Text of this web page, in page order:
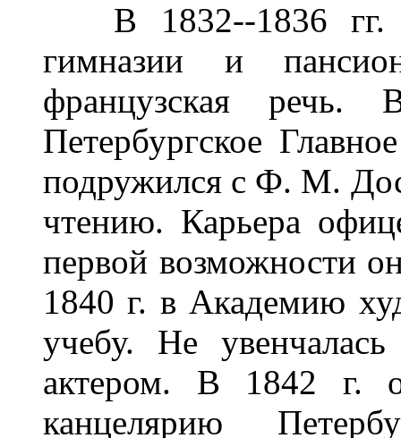
В 1832--1836 гг.
гимназии и
французская
Петербургское
подружился с Ф. М.
чтению. Карьера
первой возможности
1840 г. в Академию
учебу. Не
актером. В 1842 г.
канцелярию